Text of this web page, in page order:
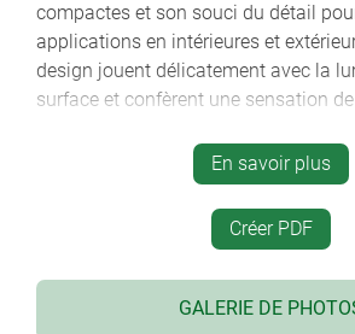
compactes et son souci du détail
applications en intérieures et
design jouent délicatement avec la
surface et confèrent une sensation de
design moderne du boitier avec
40 boitiers standard
deux formes de base : S (square)
partie inférieure sans/avec bride
des rails et des profilés tubulaires
En savoir plus
Créer PDF
GALERIE DE